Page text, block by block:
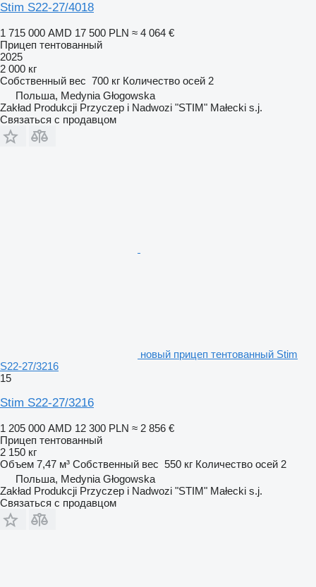
Stim S22-27/4018
1 715 000 AMD 17 500 PLN ≈ 4 064 €
Прицеп тентованный
2025
2 000 кг
Собственный вес 700 кг Количество осей 2
Польша, Medynia Głogowska
Zakład Produkcji Przyczep i Nadwozi "STIM" Małecki s.j.
Связаться с продавцом
новый прицеп тентованный Stim
S22-27/3216
15
Stim S22-27/3216
1 205 000 AMD 12 300 PLN ≈ 2 856 €
Прицеп тентованный
2 150 кг
Объем 7,47 м³ Собственный вес 550 кг Количество осей 2
Польша, Medynia Głogowska
Zakład Produkcji Przyczep i Nadwozi "STIM" Małecki s.j.
Связаться с продавцом